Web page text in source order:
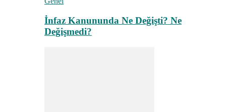
İnfaz Kanununda Ne Değişti? Ne
Değişmedi?